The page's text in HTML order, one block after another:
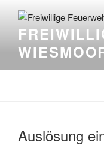
Auslösung